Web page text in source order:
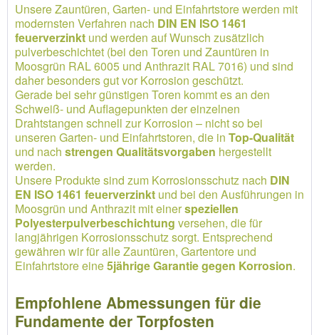
Unsere Zauntüren, Garten- und Einfahrtstore werden mit
modernsten Verfahren nach DIN EN ISO 1461
feuerverzinkt und werden auf Wunsch zusätzlich
pulverbeschichtet (bei den Toren und Zauntüren in
Moosgrün RAL 6005 und Anthrazit RAL 7016) und sind
daher besonders gut vor Korrosion geschützt.
Gerade bei sehr günstigen Toren kommt es an den
Schweiß- und Auflagepunkten der einzelnen
Drahtstangen schnell zur Korrosion – nicht so bei
unseren Garten- und Einfahrtstoren, die in Top-Qualität
und nach strengen Qualitätsvorgaben hergestellt
werden.
Unsere Produkte sind zum Korrosionsschutz nach DIN
EN ISO 1461 feuerverzinkt und bei den Ausführungen in
Moosgrün und Anthrazit mit einerspeziellen
Polyesterpulverbeschichtung versehen, die für
langjährigen Korrosionsschutz sorgt. Entsprechend
gewähren wir für alle Zauntüren, Gartentore und
Einfahrtstore eine5jährige Garantie gegen Korrosion.
Empfohlene Abmessungen für die
Fundamente der Torpfosten